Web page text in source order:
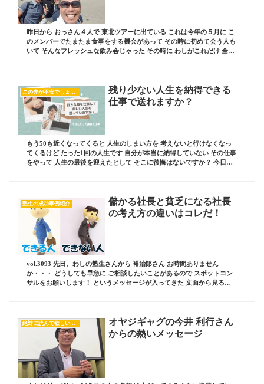
昨日から おっさん４人で 東北ツアーに出ている これは今年の５月に こ
のメンバーでたまたま食事をする機会があって その時に初めて会う人も
いて そんなフレッシュな飲み会じゃった その時に わしがこれだけ 全国
残り少ない人生を納得できる
仕事で送れますか？
もう50も近くなってくると 人生のしまい方を 考えないと行けなくなっ
てくるけど たった1回の人生です 自分が本当に納得していない その仕事
をやって 人生の最後を迎えたとして そこに後悔はないですか？ 今日は
塾生の成功事例紹介
儲かる社長と貧乏になる社長
の考え方の違いはコレだ！
vol.3093 先日、わしの塾生さんから 裕治郞さん お時間ありません
か・・・ どうしても早急に ご相談したいことがあるので スポットコン
サルをお願いします！ というメッセージが入ってきた 文面から見る感
絶対に読んで欲しいオススメ記事
オヤジギャグの今井 利行さん
からの熱いメッセージ